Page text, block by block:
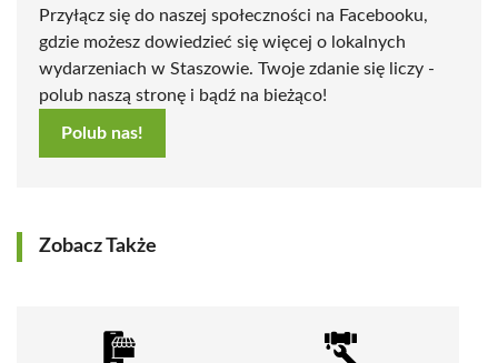
Przyłącz się do naszej społeczności na Facebooku,
gdzie możesz dowiedzieć się więcej o lokalnych
wydarzeniach w Staszowie. Twoje zdanie się liczy -
polub naszą stronę i bądź na bieżąco!
Polub nas!
Zobacz Także